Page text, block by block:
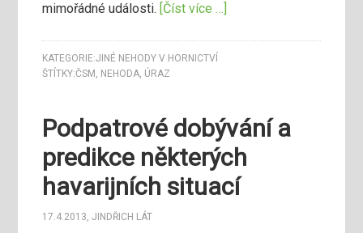
mimořádné události. [Číst více …]
KATEGORIE:JINÉ NEHODY V HORNICTVÍ
ŠTÍTKY:ČSM , NEHODA, ÚRAZ
Podpatrové dobývání a
predikce některých
havarijních situací
17.4.2013,JINDŘICH LÁT